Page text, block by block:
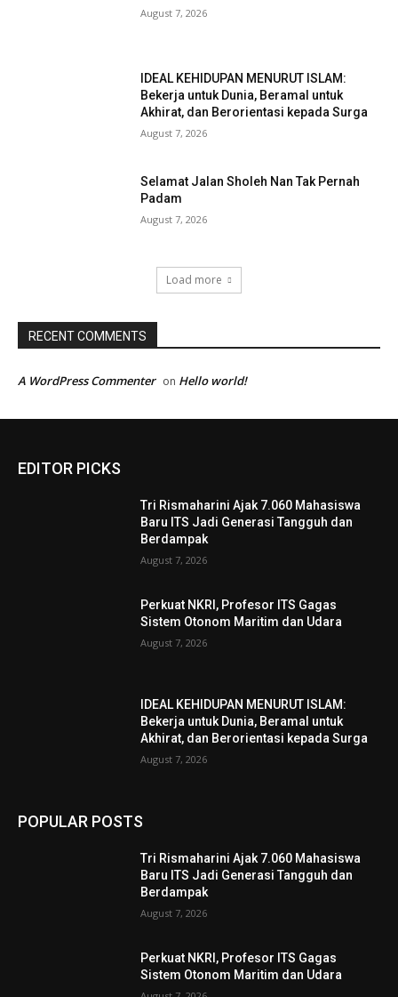
August 7, 2026
IDEAL KEHIDUPAN MENURUT ISLAM:
Bekerja untuk Dunia, Beramal untuk
Akhirat, dan Berorientasi kepada Surga
August 7, 2026
Selamat Jalan Sholeh Nan Tak Pernah
Padam
August 7, 2026
Load more
RECENT COMMENTS
A WordPress Commenter on Hello world!
EDITOR PICKS
Tri Rismaharini Ajak 7.060 Mahasiswa
Baru ITS Jadi Generasi Tangguh dan
Berdampak
August 7, 2026
Perkuat NKRI, Profesor ITS Gagas
Sistem Otonom Maritim dan Udara
August 7, 2026
IDEAL KEHIDUPAN MENURUT ISLAM:
Bekerja untuk Dunia, Beramal untuk
Akhirat, dan Berorientasi kepada Surga
August 7, 2026
POPULAR POSTS
Tri Rismaharini Ajak 7.060 Mahasiswa
Baru ITS Jadi Generasi Tangguh dan
Berdampak
August 7, 2026
Perkuat NKRI, Profesor ITS Gagas
Sistem Otonom Maritim dan Udara